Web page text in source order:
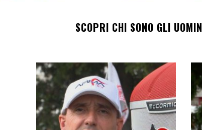
SCOPRI CHI SONO GLI